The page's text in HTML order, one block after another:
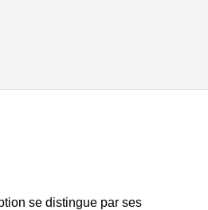
se distingue par ses